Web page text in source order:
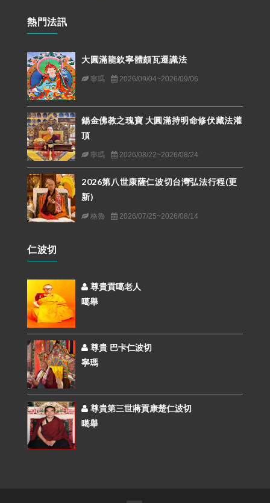
熱門法訊
大圓滿龍欽寧體頗瓦遷識法
寧瑪 2026/09/04~2026/09/06
錫金佛教之瑰寶 大圓滿持明命修伏藏法灌
頂
寧瑪 2026/08/22~2026/08/24
2026第八世康薩仁波切台灣弘法行程(更
新)
格魯 2026/07/25~2026/08/14
仁波切
尊貴貢噶老人
噶舉
尊貴 巴卡仁波切
寧瑪
尊貴第三世蔣貢康楚仁波切
噶舉